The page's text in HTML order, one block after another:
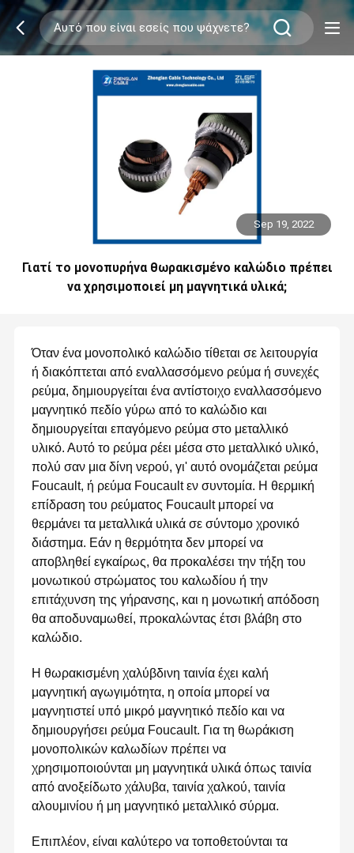
Sep 19, 2022
Γιατί το μονοπυρήνα θωρακισμένο καλώδιο πρέπει
να χρησιμοποιεί μη μαγνητικά υλικά;
Όταν ένα μονοπολικό καλώδιο τίθεται σε λειτουργία
ή διακόπτεται από εναλλασσόμενο ρεύμα ή συνεχές
ρεύμα, δημιουργείται ένα αντίστοιχο εναλλασσόμενο
μαγνητικό πεδίο γύρω από το καλώδιο και
δημιουργείται επαγόμενο ρεύμα στο μεταλλικό
υλικό. Αυτό το ρεύμα ρέει μέσα στο μεταλλικό υλικό,
πολύ σαν μια δίνη νερού, γι' αυτό ονομάζεται ρεύμα
Foucault, ή ρεύμα Foucault εν συντομία. Η θερμική
επίδραση του ρεύματος Foucault μπορεί να
θερμάνει τα μεταλλικά υλικά σε σύντομο χρονικό
διάστημα. Εάν η θερμότητα δεν μπορεί να
αποβληθεί εγκαίρως, θα προκαλέσει την τήξη του
μονωτικού στρώματος του καλωδίου ή την
επιτάχυνση της γήρανσης, και η μονωτική απόδοση
θα αποδυναμωθεί, προκαλώντας έτσι βλάβη στο
καλώδιο.
Η θωρακισμένη χαλύβδινη ταινία έχει καλή
μαγνητική αγωγιμότητα, η οποία μπορεί να
μαγνητιστεί υπό μικρό μαγνητικό πεδίο και να
δημιουργήσει ρεύμα Foucault. Για τη θωράκιση
μονοπολικών καλωδίων πρέπει να
χρησιμοποιούνται μη μαγνητικά υλικά όπως ταινία
από ανοξείδωτο χάλυβα, ταινία χαλκού, ταινία
αλουμινίου ή μη μαγνητικό μεταλλικό σύρμα.
Επιπλέον, είναι καλύτερο να τοποθετούνται τα